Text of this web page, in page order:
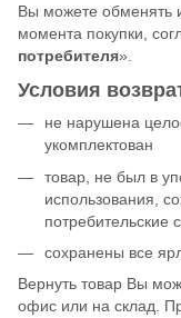
Вы можете обменять
момента покупки,
потребителя».
Условия
не нарушена
укомплектован
товар, не был в
использования,
потребительские
сохранены все
Вернуть товар Вы
офис или на склад.